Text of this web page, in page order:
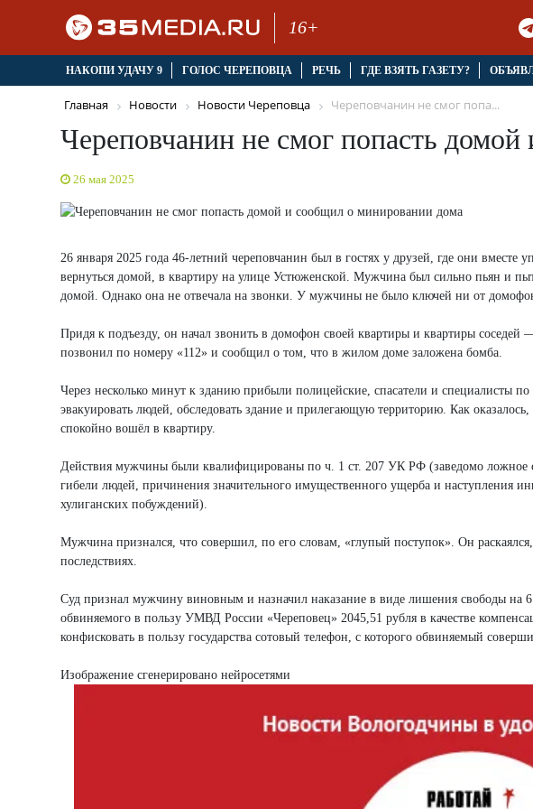
16+
НАКОПИ УДАЧУ 9 ГОЛОС ЧЕРЕПОВЦА РЕЧЬ ГДЕ ВЗЯТЬ ГАЗЕТУ?
Главная Новости Новости Череповца Череповчанин не смог попа...
Череповчанин не смог попасть
26 мая 2025
26 января 2025 года 46-летний череповчанин был в гостях у друзей, где они вместе
вернуться домой, в квартиру на улице Устюженской. Мужчина был сильно пьян и
домой. Однако она не отвечала на звонки. У мужчины не было ключей ни от
Придя к подъезду, он начал звонить в домофон своей квартиры и квартиры
позвонил по номеру «112» и сообщил о том, что в жилом доме заложена бомба.
Через несколько минут к зданию прибыли полицейские, спасатели и специалисты
эвакуировать людей, обследовать здание и прилегающую территорию. Как
спокойно вошёл в квартиру.
Действия мужчины были квалифицированы по ч. 1 ст. 207 УК РФ (заведомо ложное
гибели людей, причинения значительного имущественного ущерба и наступления
хулиганских побуждений).
Мужчина признался, что совершил, по его словам, «глупый поступок». Он
последствиях.
Суд признал мужчину виновным и назначил наказание в виде лишения свободы на 6
обвиняемого в пользу УМВД России «Череповец» 2045,51 рубля в качестве
конфисковать в пользу государства сотовый телефон, с которого обвиняемый
Изображение сгенерировано нейросетями